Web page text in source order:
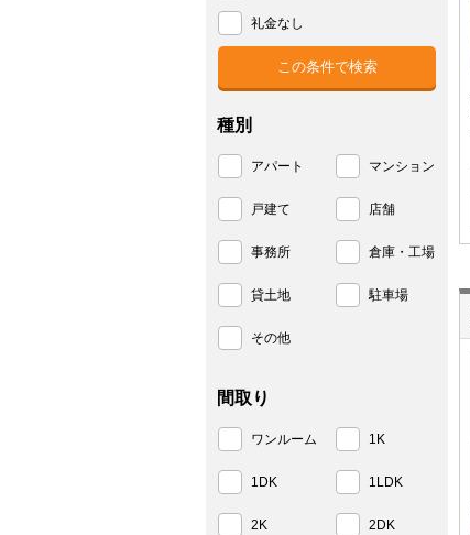
礼金なし
種別
アパート マンション
戸建て 店舗
事務所 倉庫・工場
貸土地 駐車場
その他
間取り
ワンルーム 1K
1DK 1LDK
2K 2DK